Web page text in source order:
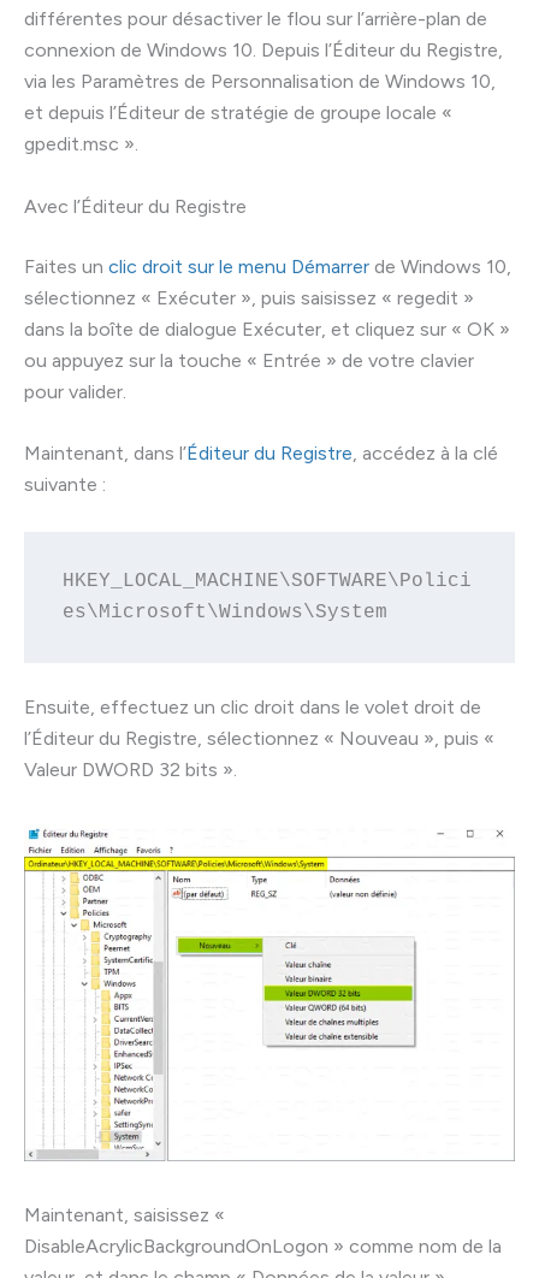
différentes pour désactiver le flou sur l’arrière-plan de
connexion de Windows 10. Depuis l’Éditeur du Registre,
via les Paramètres de Personnalisation de Windows 10,
et depuis l’Éditeur de stratégie de groupe locale «
gpedit.msc ».
Avec l’Éditeur du Registre
Faites un clic droit sur le menu Démarrer de Windows 10,
sélectionnez « Exécuter », puis saisissez « regedit »
dans la boîte de dialogue Exécuter, et cliquez sur « OK »
ou appuyez sur la touche « Entrée » de votre clavier
pour valider.
Maintenant, dans l’Éditeur du Registre, accédez à la clé
suivante :
HKEY_LOCAL_MACHINE\SOFTWARE\Polici
es\Microsoft\Windows\System
Ensuite, effectuez un clic droit dans le volet droit de
l’Éditeur du Registre, sélectionnez « Nouveau », puis «
Valeur DWORD 32 bits ».
Maintenant, saisissez «
DisableAcrylicBackgroundOnLogon » comme nom de la